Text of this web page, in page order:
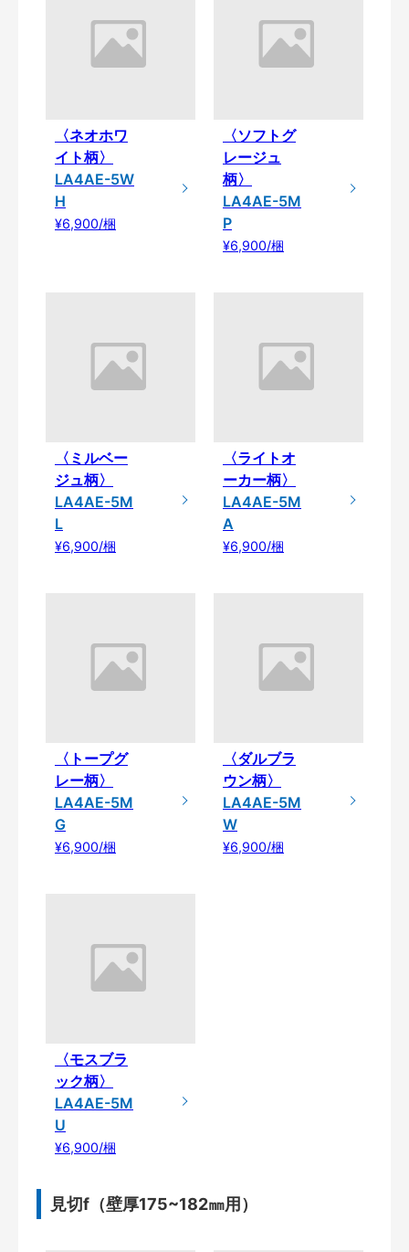
〈ネオホワ
イト柄〉
LA4AE-5W
H
¥6,900/梱
〈ソフトグ
レージュ
柄〉
LA4AE-5M
P
¥6,900/梱
〈ミルベー
ジュ柄〉
LA4AE-5M
L
¥6,900/梱
〈ライトオ
ーカー柄〉
LA4AE-5M
A
¥6,900/梱
〈トープグ
レー柄〉
LA4AE-5M
G
¥6,900/梱
〈ダルブラ
ウン柄〉
LA4AE-5M
W
¥6,900/梱
〈モスブラ
ック柄〉
LA4AE-5M
U
¥6,900/梱
見切f（壁厚175~182㎜用）